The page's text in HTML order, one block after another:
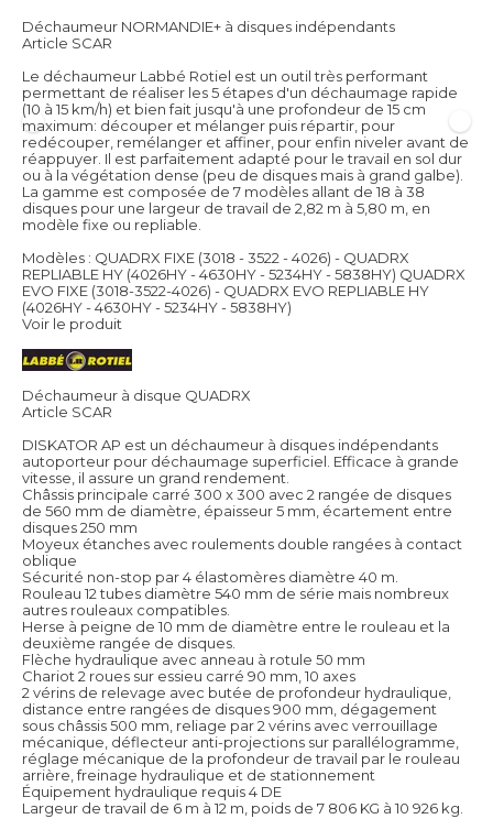
Déchaumeur NORMANDIE+ à disques indépendants
Article SCAR
Le déchaumeur Labbé Rotiel est un outil très performant
permettant de réaliser les 5 étapes d'un déchaumage rapide
(10 à 15 km/h) et bien fait jusqu'à une profondeur de 15 cm
maximum: découper et mélanger puis répartir, pour
redécouper, remélanger et affiner, pour enfin niveler avant de
réappuyer. Il est parfaitement adapté pour le travail en sol dur
ou à la végétation dense (peu de disques mais à grand galbe).
La gamme est composée de 7 modèles allant de 18 à 38
disques pour une largeur de travail de 2,82 m à 5,80 m, en
modèle fixe ou repliable.
Modèles : QUADRX FIXE (3018 - 3522 - 4026) - QUADRX
REPLIABLE HY (4026HY - 4630HY - 5234HY - 5838HY) QUADRX
EVO FIXE (3018-3522-4026) - QUADRX EVO REPLIABLE HY
(4026HY - 4630HY - 5234HY - 5838HY)
Voir le produit
Déchaumeur à disque QUADRX
Article SCAR
DISKATOR AP est un déchaumeur à disques indépendants
autoporteur pour déchaumage superficiel. Efficace à grande
vitesse, il assure un grand rendement.
Châssis principale carré 300 x 300 avec 2 rangée de disques
de 560 mm de diamètre, épaisseur 5 mm, écartement entre
disques 250 mm
Moyeux étanches avec roulements double rangées à contact
oblique
Sécurité non-stop par 4 élastomères diamètre 40 m.
Rouleau 12 tubes diamètre 540 mm de série mais nombreux
autres rouleaux compatibles.
Herse à peigne de 10 mm de diamètre entre le rouleau et la
deuxième rangée de disques.
Flèche hydraulique avec anneau à rotule 50 mm
Chariot 2 roues sur essieu carré 90 mm, 10 axes
2 vérins de relevage avec butée de profondeur hydraulique,
distance entre rangées de disques 900 mm, dégagement
sous châssis 500 mm, reliage par 2 vérins avec verrouillage
mécanique, déflecteur anti-projections sur parallélogramme,
réglage mécanique de la profondeur de travail par le rouleau
arrière, freinage hydraulique et de stationnement
Équipement hydraulique requis 4 DE
Largeur de travail de 6 m à 12 m, poids de 7 806 KG à 10 926 kg.